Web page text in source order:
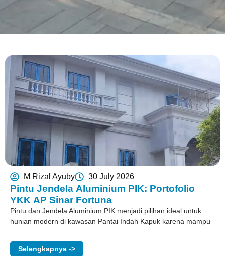
M Rizal Ayuby 30 July 2026
Pintu Jendela Aluminium PIK: Portofolio
YKK AP Sinar Fortuna
Pintu dan Jendela Aluminium PIK menjadi pilihan ideal untuk
hunian modern di kawasan Pantai Indah Kapuk karena mampu
Selengkapnya ->